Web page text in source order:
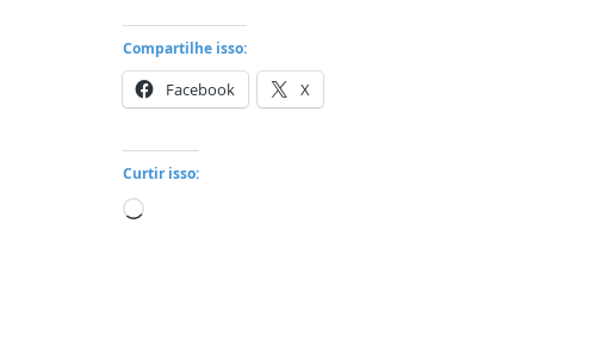
Compartilhe isso:
Facebook X
Curtir isso:
Carregando...